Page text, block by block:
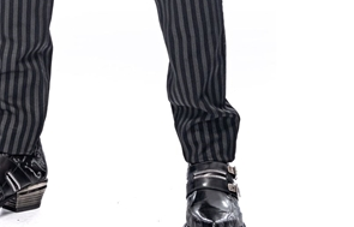
Sale
Gutscheine